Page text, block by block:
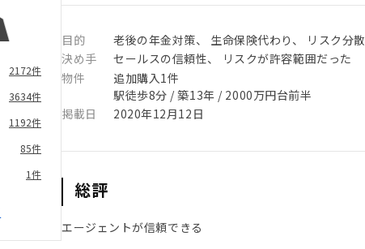
2172件
3634件
1192件
85件
1件
目的
老後の年金対策、 生命保険代わり、 リスク分散
決め手
セールスの信頼性、 リスクが許容範囲だった
物件
追加購入1件
駅徒歩8分 / 築13年 / 2000万円台前半
掲載日
2020年12月12日
総評
エージェントが信頼できる